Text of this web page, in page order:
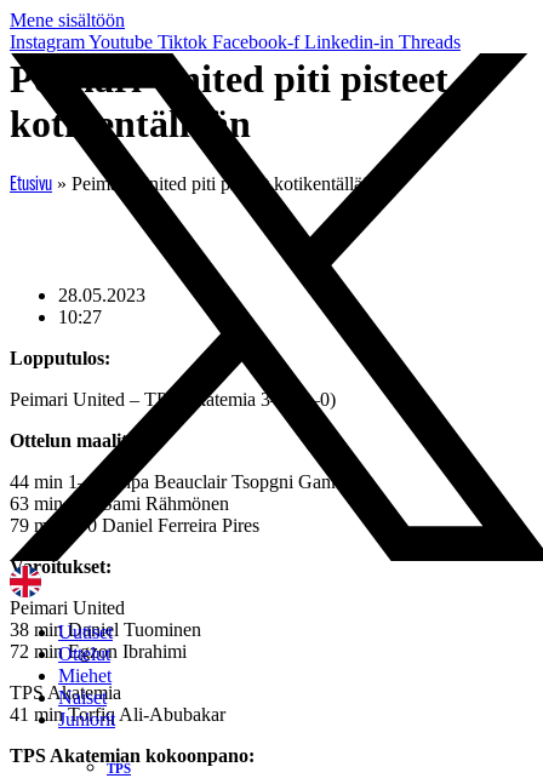
Mene sisältöön
InstagramYoutube Tiktok Facebook-f Linkedin-in Threads
Uutiset
Ottelut
Miehet
Naiset
Juniorit
TPS
Peimari United piti pisteet
kotikentällään
Etusivu » Peimari United piti pisteet kotikentällään
28.05.2023
10:27
Lopputulos:
Peimari United – TPS Akatemia 3–0 (1–0)
Ottelun maalit:
44 min 1–0 Ninpa Beauclair Tsopgni Gankemg
63 min 2–0 Sami Rähmönen
79 min 3–0 Daniel Ferreira Pires
Varoitukset:
Peimari United
38 min Daniel Tuominen
72 min Egzon Ibrahimi
TPS Akatemia
41 min Torfiq Ali-Abubakar
TPS Akatemian kokoonpano: